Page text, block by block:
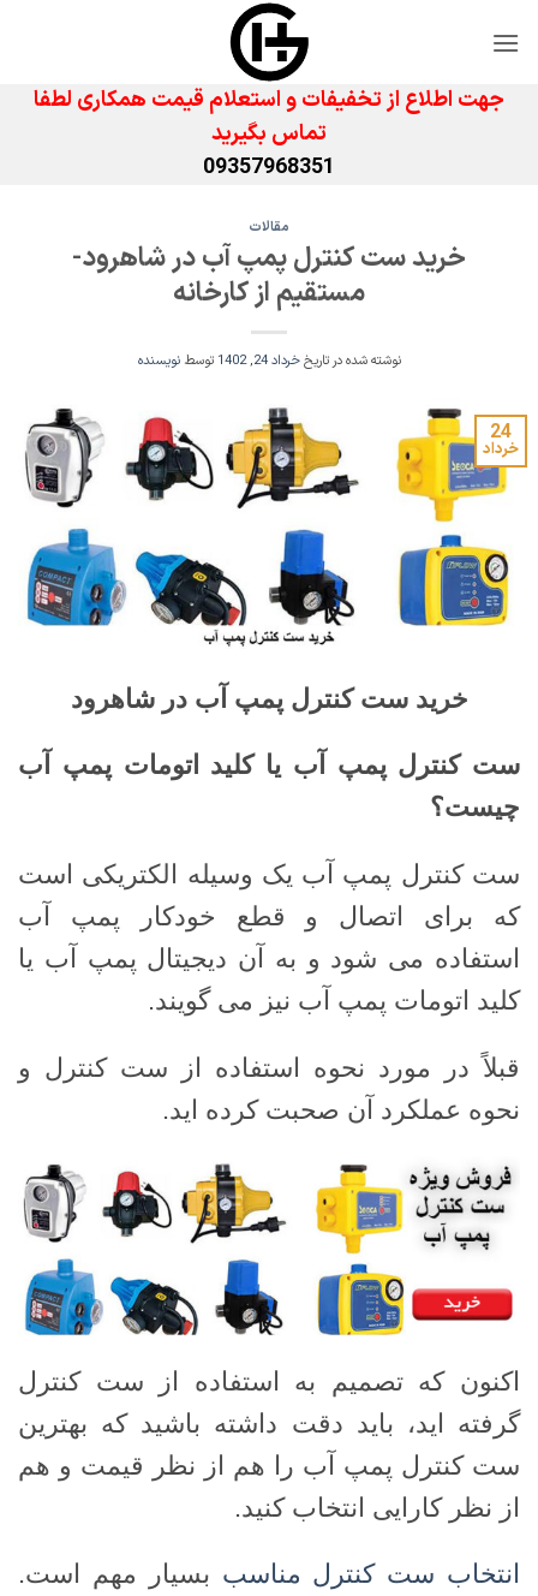
جهت اطلاع از تخفیفات و استعلام قیمت همکاری لطفا
تماس بگیرید
09357968351
مقالات
خرید ست کنترل پمپ آب در شاهرود-
مستقیم از کارخانه
نوشته شده در تاریخخرداد 24, 1402 توسطنویسنده
24
خرداد
خرید ست کنترل پمپ آب در شاهرود
ست کنترل پمپ آب یا کلید اتومات پمپ آب
چیست؟
ست کنترل پمپ آب یک وسیله الکتریکی است
که برای اتصال و قطع خودکار پمپ آب
استفاده می شود و به آن دیجیتال پمپ آب یا
کلید اتومات پمپ آب نیز می گویند.
قبلاً در مورد نحوه استفاده از ست کنترل و
نحوه عملکرد آن صحبت کرده اید.
اکنون که تصمیم به استفاده از ست کنترل
گرفته اید، باید دقت داشته باشید که بهترین
ست کنترل پمپ آب را هم از نظر قیمت و هم
از نظر کارایی انتخاب کنید.
انتخاب ست کنترل مناسب بسیار مهم است.